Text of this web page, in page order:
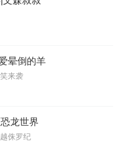
晕倒的羊
来袭
龙世界
侏罗纪